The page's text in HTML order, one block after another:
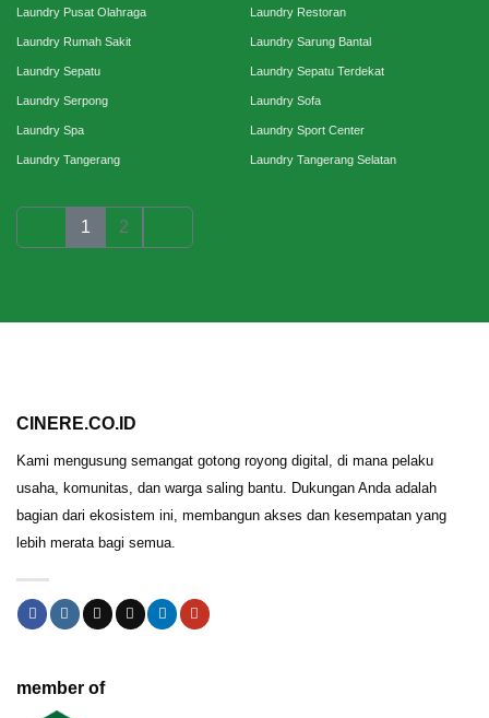
Laundry Pusat Olahraga Laundry Restoran
Laundry Rumah Sakit Laundry Sarung Bantal
Laundry Sepatu Laundry Sepatu Terdekat
Laundry Serpong Laundry Sofa
Laundry Spa Laundry Sport Center
Laundry Tangerang Laundry Tangerang Selatan
1 2
CINERE.CO.ID
Kami mengusung semangat gotong royong digital, di mana pelaku
usaha, komunitas, dan warga saling bantu. Dukungan Anda adalah
bagian dari ekosistem ini, membangun akses dan kesempatan yang
lebih merata bagi semua.
member of